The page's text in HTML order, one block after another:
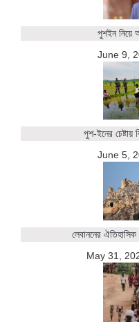
পুশইন নিয়ে
June 9,
পুশ-ইনের
June 5,
লেবাননের
May 31,